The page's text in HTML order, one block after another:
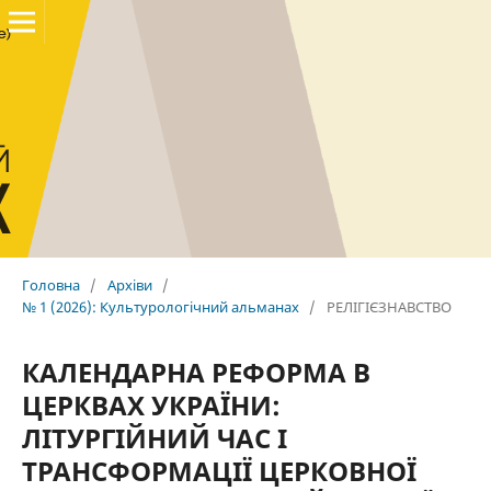
Головна / Архіви /
№ 1 (2026): Культурологічний альманах / РЕЛІГІЄЗНАВСТВО
КАЛЕНДАРНА РЕФОРМА В
ЦЕРКВАХ УКРАЇНИ:
ЛІТУРГІЙНИЙ ЧАС І
ТРАНСФОРМАЦІЇ ЦЕРКОВНОЇ